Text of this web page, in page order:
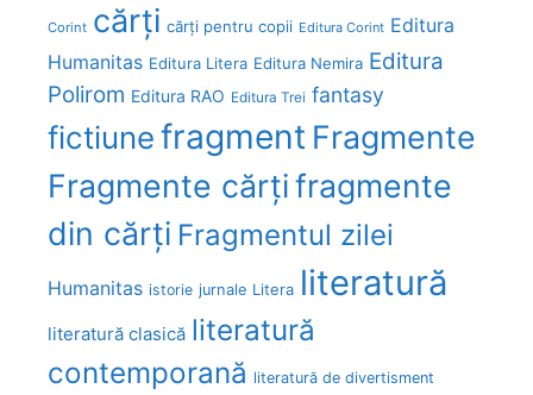
Corint cărți cărți pentru copii Editura Corint Editura
Humanitas Editura Litera Editura Nemira Editura
Polirom Editura RAO Editura Trei fantasy
fictiunefragment Fragmente
Fragmente cărțifragmente
din cărți Fragmentul zilei
Humanitas istorie jurnale Litera literatură
literatură clasică literatură
contemporană literatură de divertisment